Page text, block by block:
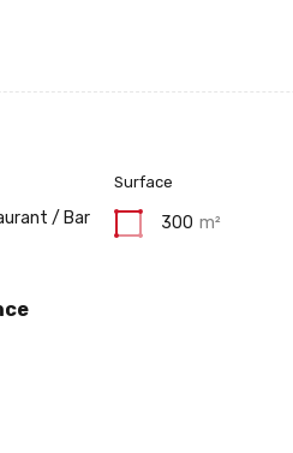
/ Bar
Surface
300 m²